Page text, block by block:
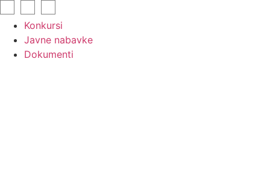
content
Konkursi
Javne nabavke
Dokumenti